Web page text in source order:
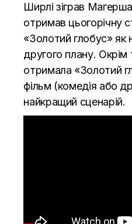
Ширлі зіграв
отримав цьогорічну
«Золотий глобус» як
другого плану. Окрім
отримала «Золотий
фільм (комедія або
найкращий сценарій.